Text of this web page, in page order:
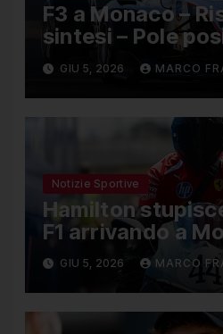
F3 a Monaco –
sintesi – Pole
Nael, Bruno del
GIU 5, 2026 MARCO
Notizie Sportive
Hamilton
F1 arrivando a
una Ducati in
GIU 5, 2026 MARCO